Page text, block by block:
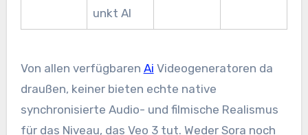
unkt AI
Von allen verfügbaren Ai Videogeneratoren da
draußen, keiner bieten echte native
synchronisierte Audio- und filmische Realismus
für das Niveau, das Veo 3 tut. Weder Sora noch